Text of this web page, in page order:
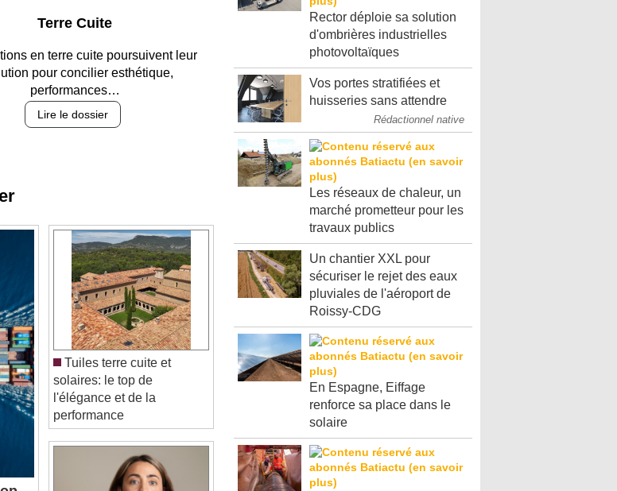
Parking et garages
sécurisation des accès, durabilité
revêtements et intégration…
Lire le dossier
Tuiles terre cuite et
solaires: le top de
l'élégance et de la
performance
Rector déploie sa solution
d'ombrières industrielles
photovoltaïques
Vos portes stratifiées et
huisseries sans attendre
Rédactionnel native
Les réseaux de chaleur, un
marché prometteur pour les
travaux publics
Un chantier XXL pour
sécuriser le rejet des eaux
pluviales de l'aéroport de
Roissy-CDG
En Espagne, Eiffage
renforce sa place dans le
solaire